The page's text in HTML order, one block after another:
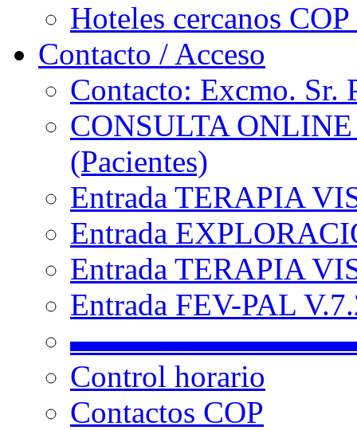
Hoteles cercanos
Contacto / Acceso
Contacto: Excmo. Sr.
CONSULTA
(Pacientes)
Entrada TERAPIA
Entrada
Entrada TERAPIA
Entrada FEV-PAL
Control horario
Contactos COP